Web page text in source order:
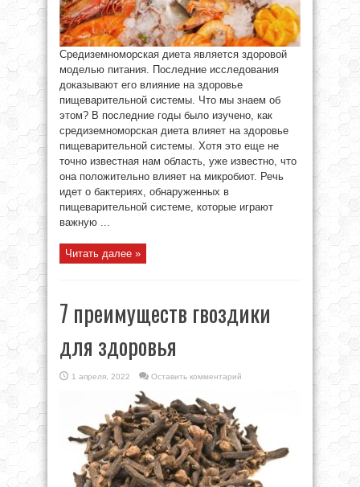
Средиземноморская диета является здоровой
моделью питания. Последние исследования
доказывают его влияние на здоровье
пищеварительной системы. Что мы знаем об
этом? В последние годы было изучено, как
средиземноморская диета влияет на здоровье
пищеварительной системы. Хотя это еще не
точно известная нам область, уже известно, что
она положительно влияет на микробиот. Речь
идет о бактериях, обнаруженных в
пищеварительной системе, которые играют
важную ...
Читать далее »
7 преимуществ гвоздики
для здоровья
1 апреля, 2022 Оставить комментарий